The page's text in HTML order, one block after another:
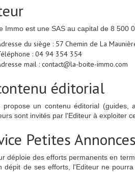
Immo est une SAS au capital de 8 500
du siège : 57 Chemin de La
: 04 94 354 354
mail : contact@la-boite-immo.com
éditorial
propose un contenu éditorial
sont invités par l'Editeur à exploiter
Petites Annonces
déploie des efforts permanents en
dépit de ses efforts, l'Editeur ne